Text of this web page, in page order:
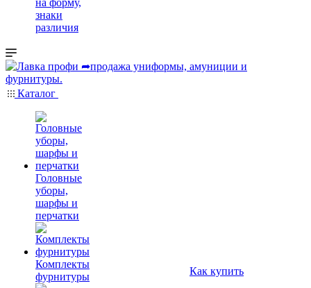
на форму,
знаки
различия
Каталог
Головные
уборы,
шарфы и
перчатки
Комплекты
фурнитуры
Как купить